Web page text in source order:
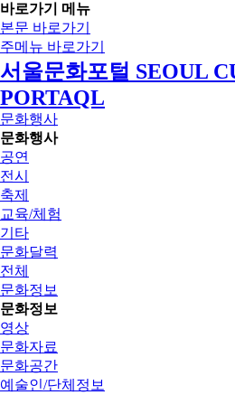
바로가기 메뉴
본문 바로가기
주메뉴 바로가기
서울문화포털 SEOUL
PORTAQL
문화행사
문화행사
공연
전시
축제
교육/체험
기타
문화달력
전체
문화정보
문화정보
영상
문화자료
문화공간
예술인/단체정보